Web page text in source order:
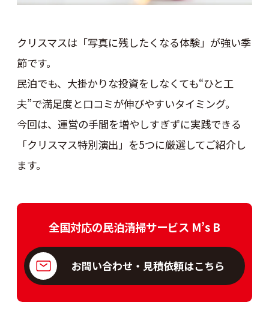
クリスマスは「写真に残したくなる体験」が強い季
節です。
民泊でも、大掛かりな投資をしなくても“ひと工
夫”で満足度と口コミが伸びやすいタイミング。
今回は、運営の手間を増やしすぎずに実践できる
「クリスマス特別演出」を5つに厳選してご紹介し
ます。
全国対応の民泊清掃サービス M’s B
お問い合わせ・見積依頼はこちら